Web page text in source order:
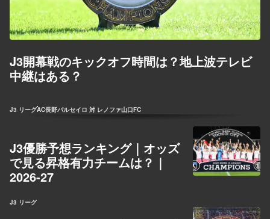
J3開幕戦のキックオフ時間は？地上波テレビ
中継はある？
J3 リーグAC長野パルセイロ 対 レノファ山口FC
J3優勝予想ランキング｜オッズ
で見る昇格有力チームは？｜
2026-27
J3 リーグ